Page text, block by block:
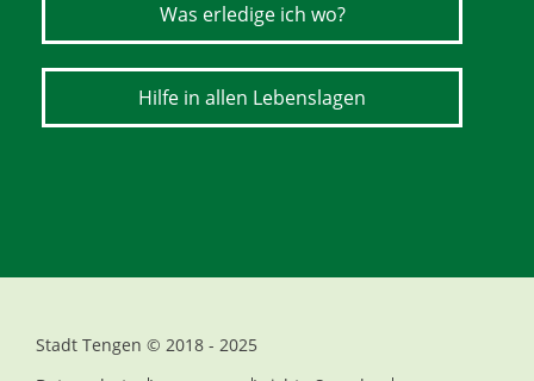
Was erledige ich wo?
Hilfe in allen Lebenslagen
Stadt Tengen © 2018 - 2025